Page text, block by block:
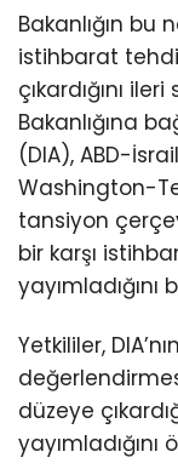
Bakanlığın bu
istihbarat
çıkardığını
Bakanlığına
(DIA), ABD-
Washington-
tansiyon
bir karşı
yayımladığını
Yetkililer,
düzeye
yayımladığını